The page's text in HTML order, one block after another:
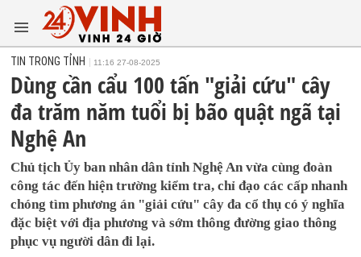
TIN TRONG TỈNH 11:16 27-08-2025
Dùng cần cẩu 100 tấn "giải cứu" cây
đa trăm năm tuổi bị bão quật ngã tại
Nghệ An
Chủ tịch Ủy ban nhân dân tỉnh Nghệ An vừa cùng đoàn
công tác đến hiện trường kiểm tra, chỉ đạo các cấp nhanh
chóng tìm phương án "giải cứu" cây đa cổ thụ có ý nghĩa
đặc biệt với địa phương và sớm thông đường giao thông
phục vụ người dân đi lại.